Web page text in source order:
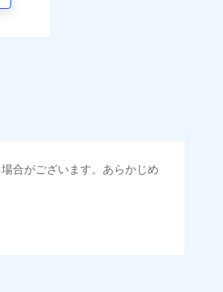
合がございます。あらかじめ